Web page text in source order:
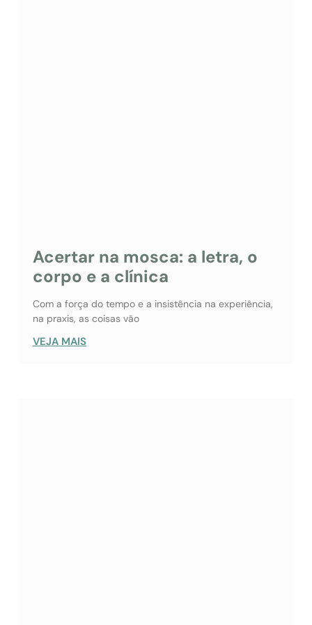
Acertar na mosca: a letra, o
corpo e a clínica
Com a força do tempo e a insistência na experiência,
na praxis, as coisas vão
VEJA MAIS